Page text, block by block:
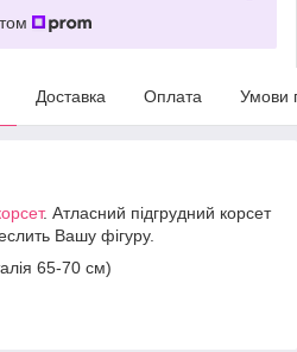
Доставка Оплата Умови
. Атласний підгрудний корсет
Вашу фігуру.
65-70 см)